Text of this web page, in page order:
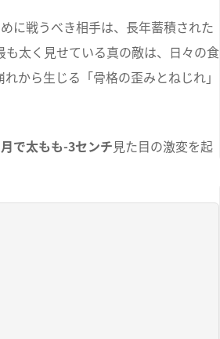
に戦うべき相手は、長年蓄積された
太く見せている真の敵は、日々の食
から生じる「骨格の歪みとねじれ」
で太もも-3センチ見た目の激変を起